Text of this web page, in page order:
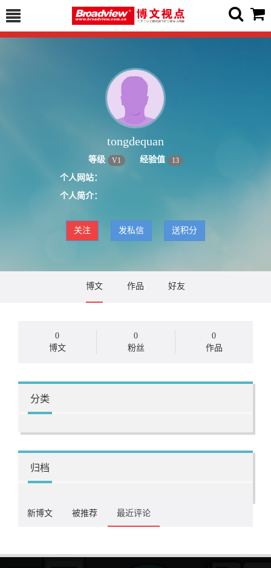
tongdequan
等级 V1 经验值 13
个人网站：
个人简介：
关注 发私信 送积分
博文 作品 好友
0
博文
0
粉丝
0
作品
分类
归档
新博文 被推荐 最近评论